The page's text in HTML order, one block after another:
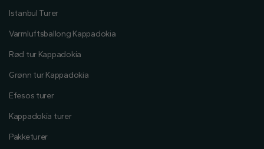
Istanbul Turer
Varmluftsballong Kappadokia
Rød tur Kappadokia
Grønn tur Kappadokia
Efesos turer
Kappadokia turer
Pakketurer